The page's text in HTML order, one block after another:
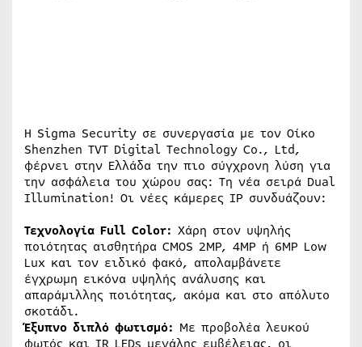
Η Sigma Security σε συνεργασία με τον Οίκο
Shenzhen TVT Digital Technology Co., Ltd,
φέρνει στην Ελλάδα την πιο σύγχρονη λύση για
την ασφάλεια του χώρου σας: Τη νέα σειρά Dual
Illumination! Οι νέες κάμερες IP συνδυάζουν:
Τεχνολογία Full Color: Χάρη στον υψηλής
ποιότητας αισθητήρα CMOS 2MP, 4MP ή 6MP Low
Lux και τον ειδικό φακό, απολαμβάνετε
έγχρωμη εικόνα υψηλής ανάλυσης και
απαράμιλλης ποιότητας, ακόμα και στο απόλυτο
σκοτάδι.
Έξυπνο διπλό φωτισμό: Με προβολέα λευκού